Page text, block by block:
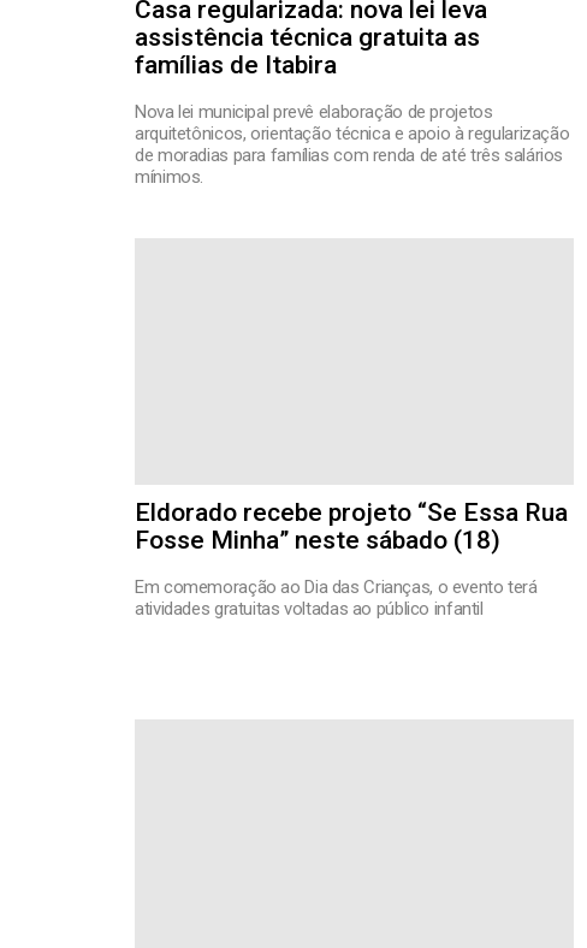
Casa regularizada: nova lei leva
assistência técnica gratuita as
famílias de Itabira
Nova lei municipal prevê elaboração de projetos
arquitetônicos, orientação técnica e apoio à regularização
de moradias para famílias com renda de até três salários
mínimos.
Eldorado recebe projeto “Se Essa Rua
Fosse Minha” neste sábado (18)
Em comemoração ao Dia das Crianças, o evento terá
atividades gratuitas voltadas ao público infantil